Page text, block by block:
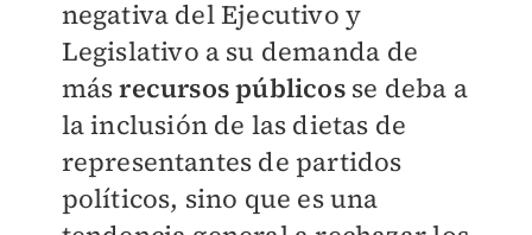
negativa del Ejecutivo y
Legislativo a su demanda de
másrecursos públicosse deba a
la inclusión de las dietas de
representantes de partidos
políticos, sino que es una